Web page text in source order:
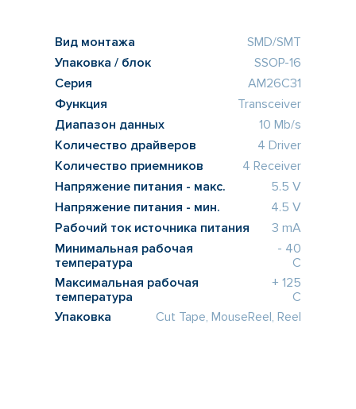
Вид монтажа
SMD/SMT
Упаковка / блок
SSOP-16
Серия
AM26C31
Функция
Transceiver
Диапазон данных
10 Mb/s
Количество драйверов
4 Driver
Количество приемников
4 Receiver
Напряжение питания - макс.
5.5 V
Напряжение питания - мин.
4.5 V
Рабочий ток источника питания
3 mA
Минимальная рабочая
температура
- 40
C
Максимальная рабочая
температура
+ 125
C
Упаковка
Cut Tape, MouseReel, Reel